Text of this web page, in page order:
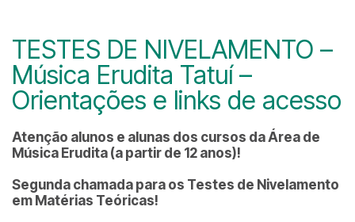
TESTES DE NIVELAMENTO –
Música Erudita Tatuí –
Orientações e links de acesso
Atenção alunos e alunas dos cursos da Área de
Música Erudita (a partir de 12 anos)!
Segunda chamada para os Testes de Nivelamento
em Matérias Teóricas!